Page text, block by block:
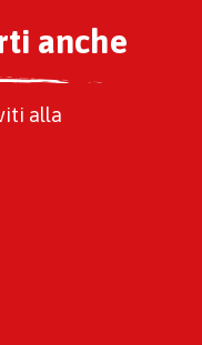
anche
alla